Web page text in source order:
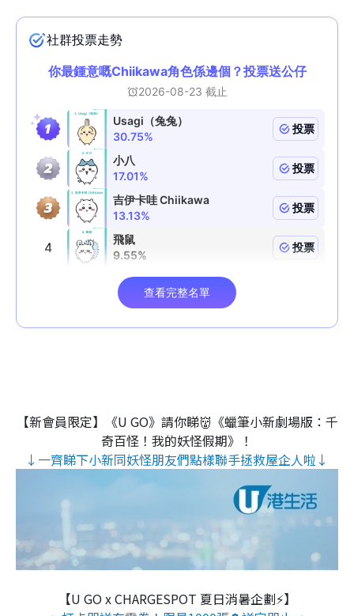
【新會員限定】《U GO》請你睇👹《蠟筆小新劇場版：千
奇百怪！我的妖怪假期》！
↓一齊睇下小新同妖怪朋友們點樣聯手拯救屋企人啦↓
【U GO x CHARGESPOT 夏日消暑企劃⚡】